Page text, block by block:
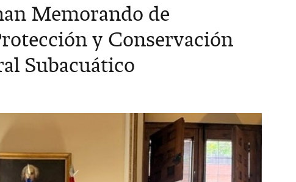
Memorando de
y Conservación
Subacuático